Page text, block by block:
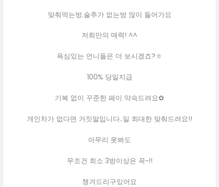
맞춰먹는방.술추가 없는방 많이 들어가요
저희만의 매력! ^^
욕심있는 언니들은 더 보시겠죠?ㅎ
100% 당일지급
기복 없이 꾸준한 페이 약속드려요✿
개인차가 없다면 거짓말입니다..일 최대한 맞춰드려요!!
아무리 못봐도
무조건 최소 3방이상은 꼭~!!
챙겨드리구있어요